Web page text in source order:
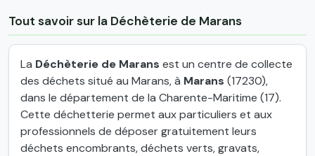
Tout savoir sur la Déchèterie de Marans
La Déchèterie de Marans est un centre de collecte
des déchets situé au Marans, à Marans (17230),
dans le département de la Charente-Maritime (17).
Cette déchetterie permet aux particuliers et aux
professionnels de déposer gratuitement leurs
déchets encombrants, déchets verts, gravats,